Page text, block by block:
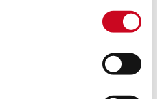
im. Aleksandra Zelwerowicza w
deskach Teatru Narodowego w
to dwie drugoplanowe role w